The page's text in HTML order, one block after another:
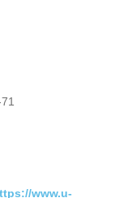
www.u-